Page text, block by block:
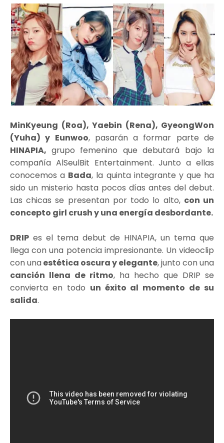
MinKyeung (Roa), Yaebin (Rena), GyeongWon
(Yuha) y Eunwoo, pasarán a formar parte de
HINAPIA, grupo femenino que debutará bajo la
compañía AlSeulBit Entertainment. Junto a ellas
conocemos a Bada, la quinta integrante y que ha
sido un misterio hasta pocos días antes del debut.
Las chicas se presentan por todo lo alto, con un
concepto girl crush y una energía desbordante.
DRIP es el tema debut de HINAPIA, un tema que
llega con una potencia impresionante. Un videoclip
con unaestética oscura y elegante, junto con una
canción llena de ritmo, ha hecho que DRIP se
convierta en todo un éxito al momento de su
salida.